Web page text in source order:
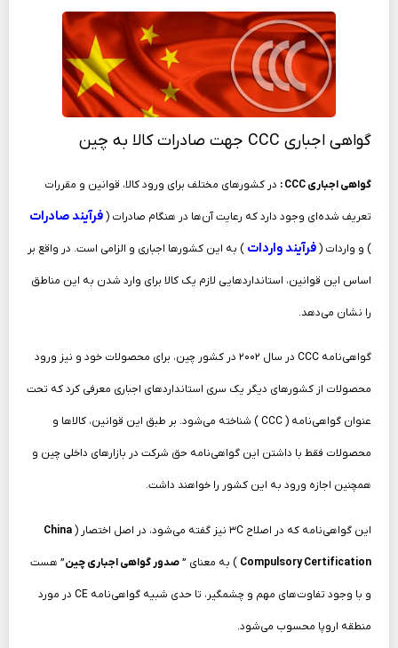
گواهی اجباری CCC جهت صادرات کالا به چین
گواهی اجباری CCC : در کشورهای مختلف برای ورود کالا، قوانین و مقررات
تعریف‌ شده‌ای وجود دارد که رعایت آن‌ها در هنگام صادرات (فرآیند صادرات
) و واردات (فرآیند واردات ) به این کشورها اجباری و الزامی است. در واقع بر
اساس این قوانین، استانداردهایی لازم یک کالا برای وارد شدن به این مناطق
را نشان می‌دهد.
گواهی‌نامه CCC در سال ۲۰۰۲ در کشور چین، برای محصولات خود و نیز ورود
محصولات از کشورهای دیگر یک سری استانداردهای اجباری معرفی کرد که تحت
عنوان گواهی‌نامه ( CCC ) شناخته می‌شود. بر طبق این قوانین، کالاها و
محصولات فقط با داشتن این گواهی‌نامه حق شرکت در بازارهای داخلی چین و
همچنین اجازه ورود به این کشور را خواهند داشت.
این گواهی‌نامه که در اصلاح ۳C نیز گفته می‌شود، در اصل اختصار ( China
Compulsory Certification ) به معنای ”صدور گواهی اجباری چین” هست
و با وجود تفاوت‌های مهم و چشمگیر، تا حدی شبیه گواهی‌نامه CE در مورد
منطقه اروپا محسوب می‌شود.